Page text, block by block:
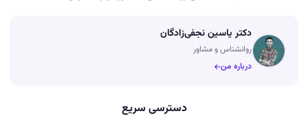
دکتر یاسین نجفی‌زادگان
روانشناس و مشاور
درباره من
دسترسی سریع